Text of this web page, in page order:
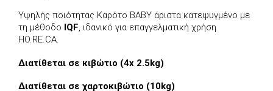
Υψηλής ποιότητας Καρότο BABY άριστα κατεψυγμένο με
τη μέθοδο IQF, ιδανικό για επαγγελματική χρήση
HO.RE.CA.
Διατίθεται σε κιβώτιο (4x 2.5kg)
Διατίθεται σε χαρτοκιβώτιο (10kg)